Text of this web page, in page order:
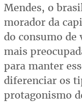
Mendes, o
morador da
do consumo de
mais
para manter
diferenciar os
protagonismo